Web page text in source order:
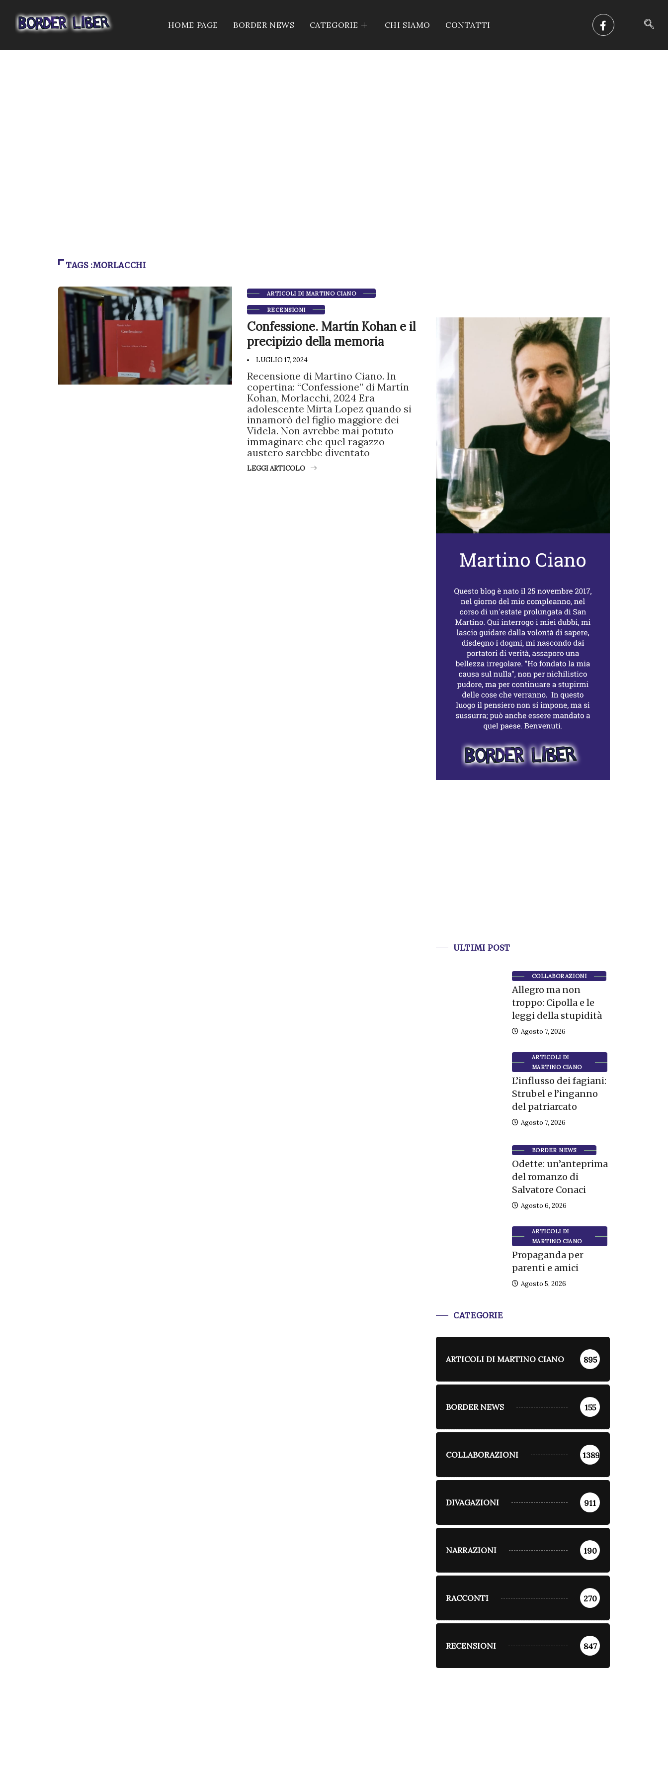
HOME PAGE BORDER NEWS CATEGORIE CHI SIAMO CONTATTI
TAGS :MORLACCHI
ARTICOLI DI MARTINO CIANO
RECENSIONI
Confessione. Martín Kohan e il
precipizio della memoria
LUGLIO 17, 2024
Recensione di Martino Ciano. In
copertina: “Confessione” di Martín
Kohan, Morlacchi, 2024 Era
adolescente Mirta Lopez quando si
innamorò del figlio maggiore dei
Videla. Non avrebbe mai potuto
immaginare che quel ragazzo
austero sarebbe diventato
LEGGI ARTICOLO
ULTIMI POST
COLLABORAZIONI
Allegro ma non
troppo: Cipolla e le
leggi della stupidità
Agosto 7, 2026
ARTICOLI DI
MARTINO CIANO
L’influsso dei fagiani:
Strubel e l’inganno
del patriarcato
Agosto 7, 2026
BORDER NEWS
Odette: un’anteprima
del romanzo di
Salvatore Conaci
Agosto 6, 2026
ARTICOLI DI
MARTINO CIANO
Propaganda per
parenti e amici
Agosto 5, 2026
CATEGORIE
ARTICOLI DI MARTINO CIANO 895
BORDER NEWS 155
COLLABORAZIONI 1389
DIVAGAZIONI 911
NARRAZIONI 190
RACCONTI 270
RECENSIONI 847